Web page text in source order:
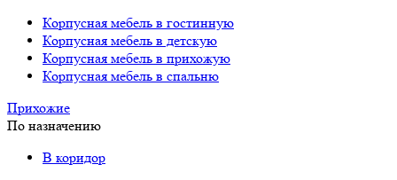
Корпусная мебель в гостинную
Корпусная мебель в детскую
Корпусная мебель в прихожую
Корпусная мебель в спальню
Прихожие
По назначению
В коридор